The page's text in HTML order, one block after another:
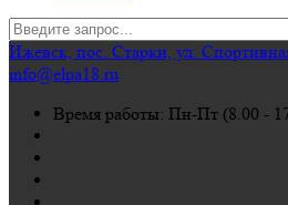
Ижевск, пос. Старки, ул.
info@elpa18.ru
Время работы: Пн-Пт (8.00 -